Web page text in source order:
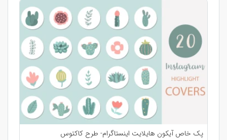
پک خاص آیکون هایلایت اینستاگرام- طرح کاکتوس